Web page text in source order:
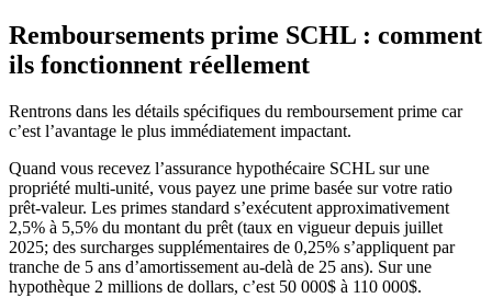
Remboursements prime SCHL : comment
ils fonctionnent réellement
Rentrons dans les détails spécifiques du remboursement prime car
c’est l’avantage le plus immédiatement impactant.
Quand vous recevez l’assurance hypothécaire SCHL sur une
propriété multi-unité, vous payez une prime basée sur votre ratio
prêt-valeur. Les primes standard s’exécutent approximativement
2,5% à 5,5% du montant du prêt (taux en vigueur depuis juillet
2025; des surcharges supplémentaires de 0,25% s’appliquent par
tranche de 5 ans d’amortissement au-delà de 25 ans). Sur une
hypothèque 2 millions de dollars, c’est 50 000$ à 110 000$.